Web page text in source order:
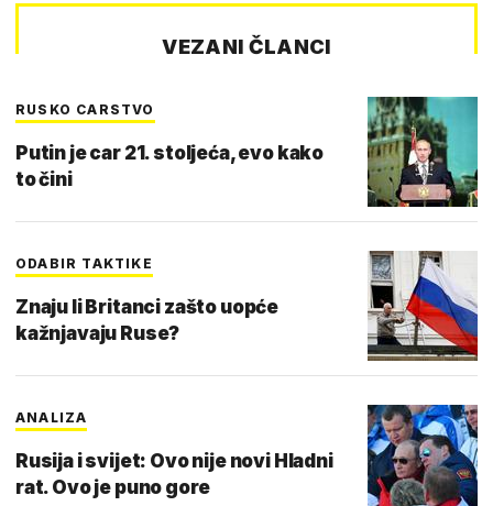
VEZANI ČLANCI
RUSKO CARSTVO
Putin je car 21. stoljeća, evo kako
to čini
ODABIR TAKTIKE
Znaju li Britanci zašto uopće
kažnjavaju Ruse?
ANALIZA
Rusija i svijet: Ovo nije novi Hladni
rat. Ovo je puno gore